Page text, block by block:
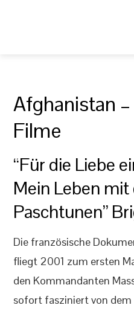
Afghanistan
Filme
“Für die Liebe
Mein Leben mit
Paschtunen”
Die französische
fliegt 2001 zum ersten
den Kommandanten
sofort fasziniert von dem